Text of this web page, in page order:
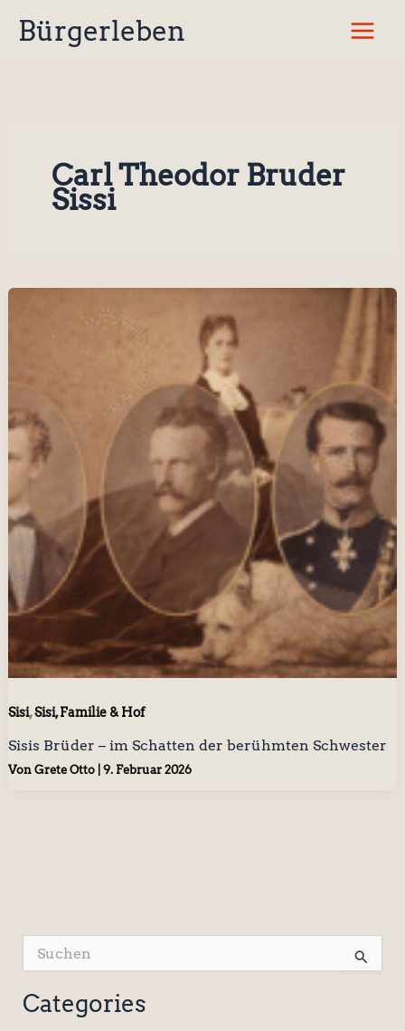
InhaltBürgerleben
Carl Theodor Bruder
Sissi
Sisi,Sisi, Familie & Hof
Sisis Brüder – im Schatten der berühmten Schwester
Von Grete Otto 9. Februar 2026
u
c
h
Categories